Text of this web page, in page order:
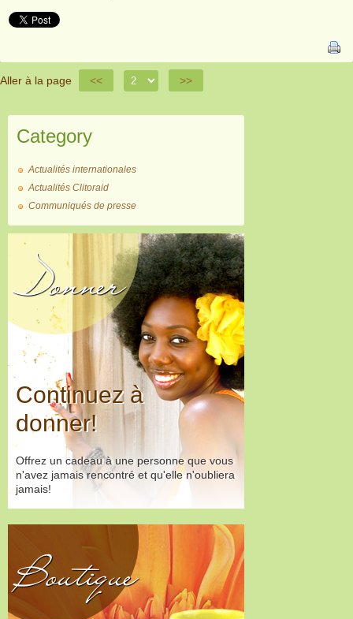
Aller à la page << >>
Category
Actualités internationales
Actualités Clitoraid
Communiqués de presse
Donner
Continuez à
donner!
Offrez un cadeau à une personne que vous
n'avez jamais rencontré et qu'elle n'oubliera
jamais!
Boutique